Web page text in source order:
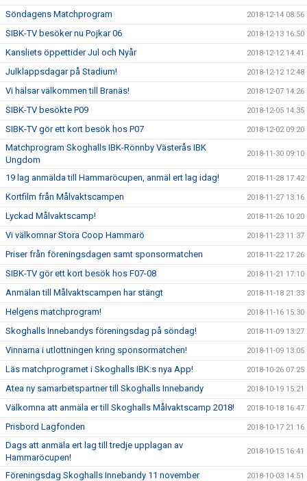
Söndagens Matchprogram 2018-12-14 08:56
SIBK-TV besöker nu Pojkar 06 2018-12-13 16:50
Kansliets öppettider Jul och Nyår 2018-12-12 14:41
Julklappsdagar på Stadium! 2018-12-12 12:48
Vi hälsar välkommen till Branäs! 2018-12-07 14:26
SIBK-TV besökte P09 2018-12-05 14:35
SIBK-TV gör ett kort besök hos P07 2018-12-02 09:20
Matchprogram Skoghalls IBK-Rönnby Västerås IBK
Ungdom
2018-11-30 09:10
19 lag anmälda till Hammaröcupen, anmäl ert lag idag! 2018-11-28 17:42
Kortfilm från Målvaktscampen 2018-11-27 13:16
Lyckad Målvaktscamp! 2018-11-26 10:20
Vi välkomnar Stora Coop Hammarö 2018-11-23 11:37
Priser från föreningsdagen samt sponsormatchen 2018-11-22 17:26
SIBK-TV gör ett kort besök hos F07-08 2018-11-21 17:10
Anmälan till Målvaktscampen har stängt 2018-11-18 21:33
Helgens matchprogram! 2018-11-16 15:30
Skoghalls Innebandys föreningsdag på söndag! 2018-11-09 13:27
Vinnarna i utlottningen kring sponsormatchen! 2018-11-09 13:05
Läs matchprogramet i Skoghalls IBK:s nya App! 2018-10-26 07:25
Atea ny samarbetspartner till Skoghalls Innebandy 2018-10-19 15:21
Välkomna att anmäla er till Skoghalls Målvaktscamp 2018! 2018-10-18 16:47
Prisbord Lagfonden 2018-10-17 21:16
Dags att anmäla ert lag till tredje upplagan av
Hammaröcupen!
2018-10-15 16:41
Föreningsdag Skoghalls Innebandy 11 november 2018-10-03 14:51